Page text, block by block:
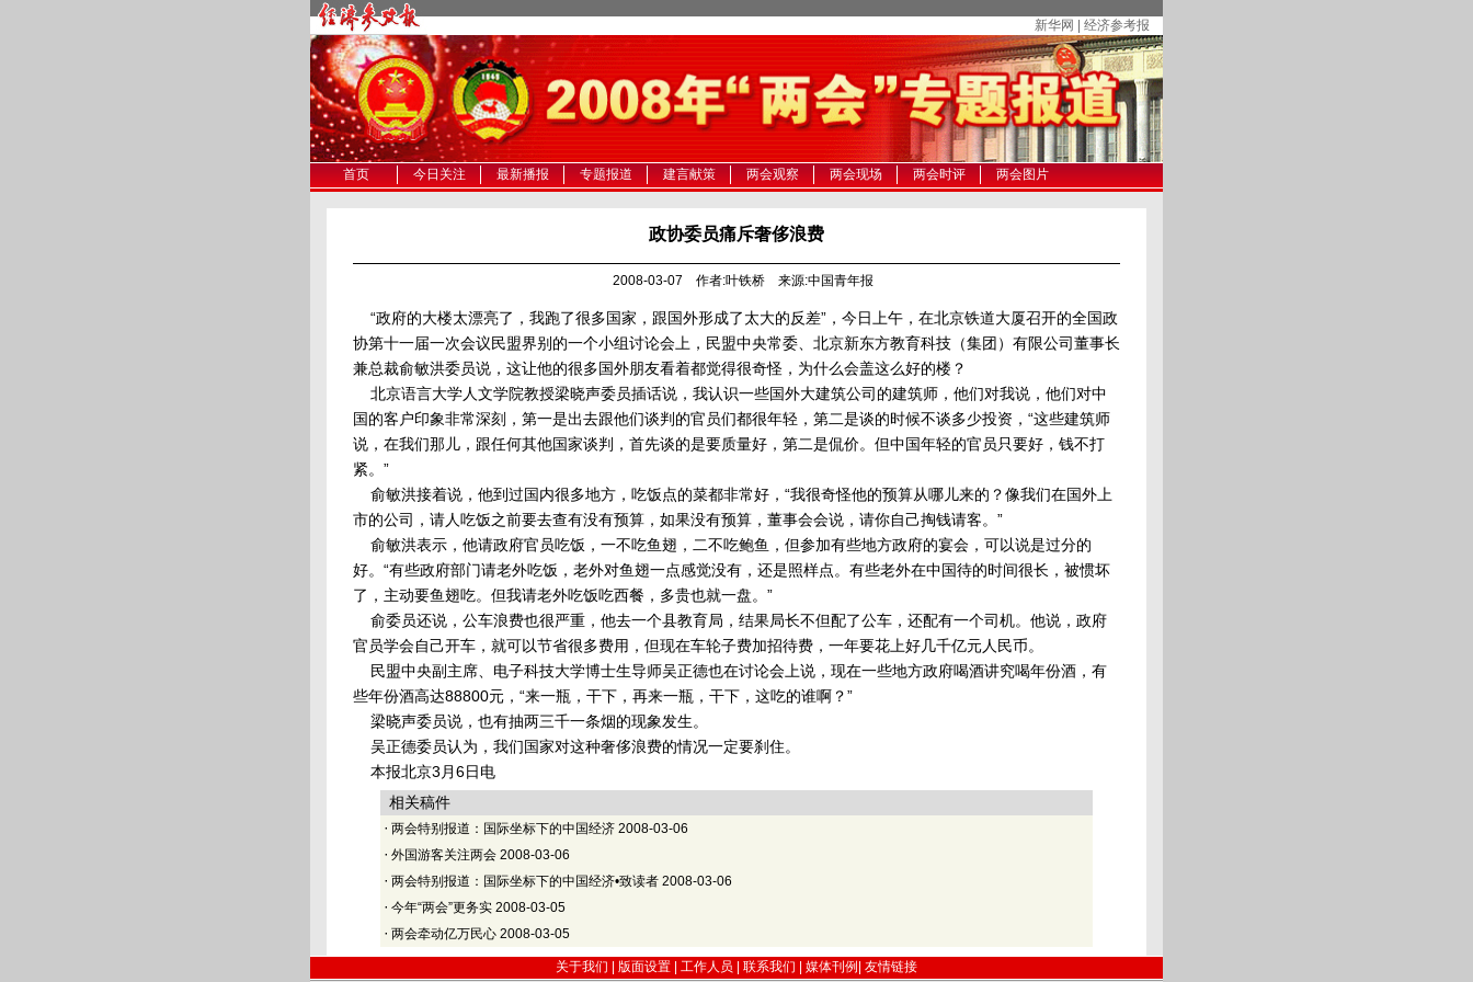
新华网 | 经济参考报
首页 今日关注 最新播报 专题报道 建言献策 两会观察 两会现场 两会时评 两会图片
政协委员痛斥奢侈浪费
2008-03-07 作者:叶铁桥 来源:中国青年报
“政府的大楼太漂亮了，我跑了很多国家，跟国外形成了太大的反差”，今日上午，在北京铁道大厦召开的全国政
协第十一届一次会议民盟界别的一个小组讨论会上，民盟中央常委、北京新东方教育科技（集团）有限公司董事长
兼总裁俞敏洪委员说，这让他的很多国外朋友看着都觉得很奇怪，为什么会盖这么好的楼？
北京语言大学人文学院教授梁晓声委员插话说，我认识一些国外大建筑公司的建筑师，他们对我说，他们对中
国的客户印象非常深刻，第一是出去跟他们谈判的官员们都很年轻，第二是谈的时候不谈多少投资，“这些建筑师
说，在我们那儿，跟任何其他国家谈判，首先谈的是要质量好，第二是侃价。但中国年轻的官员只要好，钱不打
紧。”
俞敏洪接着说，他到过国内很多地方，吃饭点的菜都非常好，“我很奇怪他的预算从哪儿来的？像我们在国外上
市的公司，请人吃饭之前要去查有没有预算，如果没有预算，董事会会说，请你自己掏钱请客。”
俞敏洪表示，他请政府官员吃饭，一不吃鱼翅，二不吃鲍鱼，但参加有些地方政府的宴会，可以说是过分的
好。“有些政府部门请老外吃饭，老外对鱼翅一点感觉没有，还是照样点。有些老外在中国待的时间很长，被惯坏
了，主动要鱼翅吃。但我请老外吃饭吃西餐，多贵也就一盘。”
俞委员还说，公车浪费也很严重，他去一个县教育局，结果局长不但配了公车，还配有一个司机。他说，政府
官员学会自己开车，就可以节省很多费用，但现在车轮子费加招待费，一年要花上好几千亿元人民币。
民盟中央副主席、电子科技大学博士生导师吴正德也在讨论会上说，现在一些地方政府喝酒讲究喝年份酒，有
些年份酒高达88800元，“来一瓶，干下，再来一瓶，干下，这吃的谁啊？”
梁晓声委员说，也有抽两三千一条烟的现象发生。
吴正德委员认为，我们国家对这种奢侈浪费的情况一定要刹住。
本报北京3月6日电
相关稿件
· 两会特别报道：国际坐标下的中国经济 2008-03-06
· 外国游客关注两会 2008-03-06
· 两会特别报道：国际坐标下的中国经济•致读者 2008-03-06
· 今年“两会”更务实 2008-03-05
· 两会牵动亿万民心 2008-03-05
关于我们 | 版面设置 工作人员 联系我们 媒体刊例 友情链接